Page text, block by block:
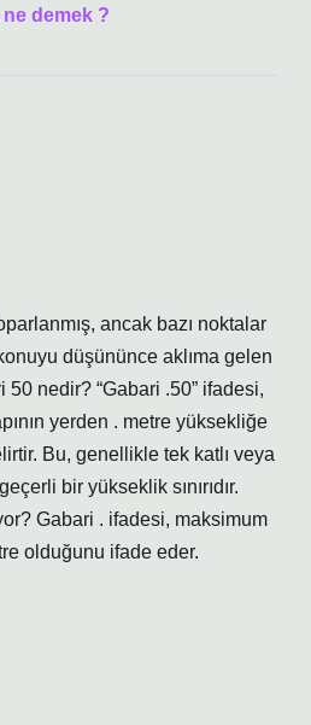
demek ?
ancak bazı noktalar
düşününce aklıma gelen
50 nedir? “Gabari .50” ifadesi,
yerden . metre yüksekliğe
Bu, genellikle tek katlı veya
bir yükseklik sınırıdır.
Gabari . ifadesi, maksimum
olduğunu ifade eder.